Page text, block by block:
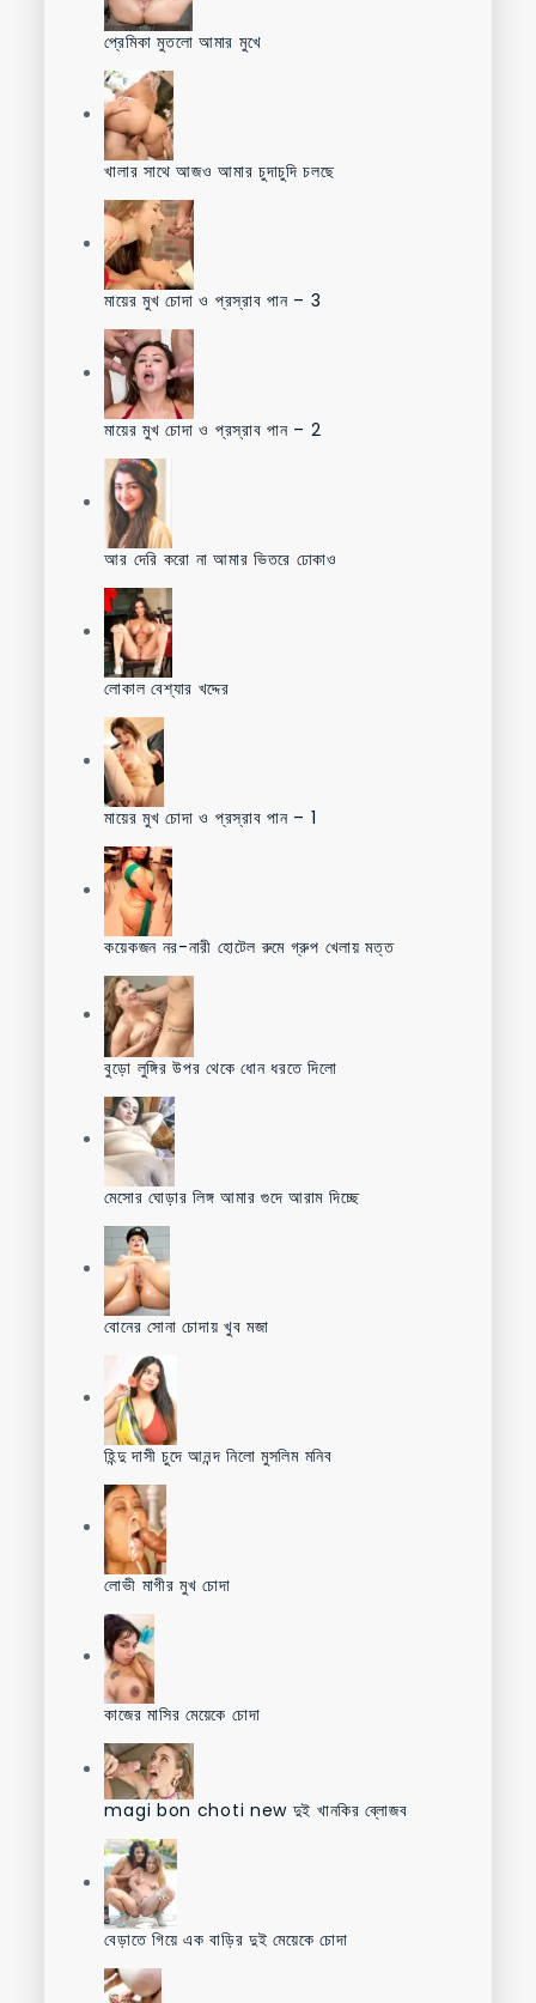
প্রেমিকা মুতলো আমার মুখে
খালার সাথে আজও আমার চুদাচুদি চলছে
মায়ের মুখ চোদা ও প্রস্রাব পান – 3
মায়ের মুখ চোদা ও প্রস্রাব পান – 2
আর দেরি করো না আমার ভিতরে ঢোকাও
লোকাল বেশ্যার খদ্দের
মায়ের মুখ চোদা ও প্রস্রাব পান – 1
কয়েকজন নর-নারী হোটেল রুমে গ্রুপ খেলায় মত্ত
বুড়ো লুঙ্গির উপর থেকে ধোন ধরতে দিলো
মেসোর ঘোড়ার লিঙ্গ আমার গুদে আরাম দিচ্ছে
বোনের সোনা চোদায় খুব মজা
হিন্দু দাসী চুদে আনন্দ নিলো মুসলিম মনিব
লোভী মাগীর মুখ চোদা
কাজের মাসির মেয়েকে চোদা
magi bon choti new দুই খানকির ব্লোজব
বেড়াতে গিয়ে এক বাড়ির দুই মেয়েকে চোদা